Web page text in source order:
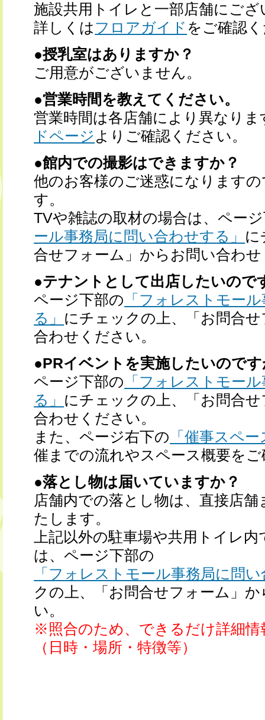
施設共用トイレと一部店舗にござ
詳しくはフロアガイド をご確認
●授乳室はありますか？
ご用意がございません。
●営業時間を教えてください。
営業時間は各店舗により異なりま
ドページ よりご確認ください。
●館内での撮影はできますか？
他のお客様のご迷惑になります
す。
TVや雑誌の取材の場合は、ペー
ール事務局に問い合わせする」 に
合せフォーム」からお問い合わ
●テナントとして出店したいので
ページ下部の 「フォレストモー
る」 にチェックの上、「お問合
合わせください。
●PRイベントを実施したいので
ページ下部の 「フォレストモー
る」 にチェックの上、「お問合
合わせください。
また、ページ右下の 「催事スペ
催までの流れやスペース概要を
●落とし物は届いていますか？
店舗内での落とし物は、直接店
たします。
上記以外の駐車場や共用トイレ
は、ページ下部の
「フォレストモール事務局に問
クの上、「お問合せフォーム」
い。
※照合のため、できるだけ詳細
（日時・場所・特徴等）